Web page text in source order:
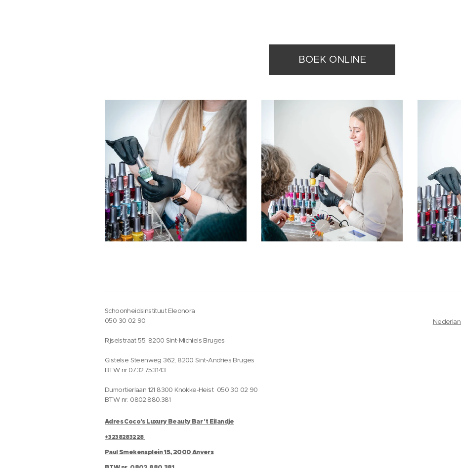
BOEK ONLINE
Schoonheidsinstituut Eleonora
050 30 02 90
Rijselstraat 55, 8200 Sint-Michiels Bruges
Gistelse Steenweg 362, 8200 Sint-Andries Bruges
BTW nr.0732.753.143
Dumortierlaan 121 8300 Knokke-Heist 050 30 02 90
BTW nr. 0802.880.381
Adres Coco's Luxury Beauty Bar 't Eilandje
+3238283228
Paul Smekensplein 15, 2000 Anvers